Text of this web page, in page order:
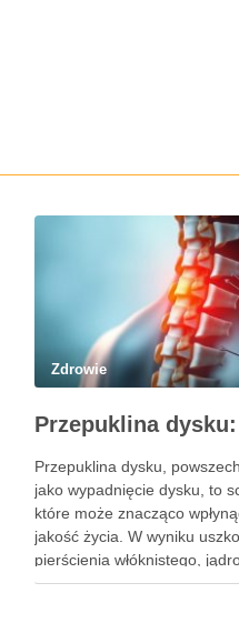
Zdrowie
Przepuklina dysku,
jako wypadnięcie dysku, to
które może znacząco
jakość życia. W wyniku
pierścienia włóknistego,
miażdżyste krążka